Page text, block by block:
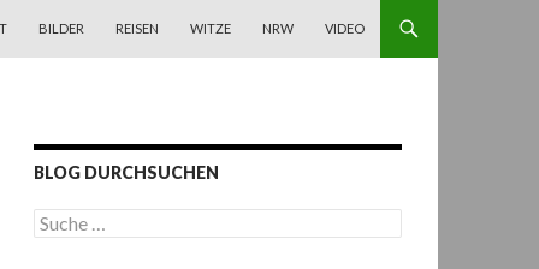
BILDER REISEN WITZE NRW VIDEO
BLOG DURCHSUCHEN
S
u